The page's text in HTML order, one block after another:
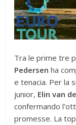
Tra le prime tre
Pedersen ha
e tenacia. Per la
junior, Elin van
confermando
promesse. La